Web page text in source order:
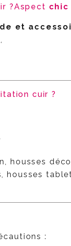
?Aspect
et
cuir ?
housses
housses
: